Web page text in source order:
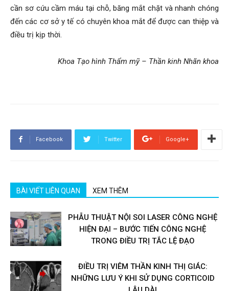
cần sơ cứu cầm máu tại chỗ, băng mắt chặt và nhanh chóng
đến các cơ sở y tế có chuyên khoa mắt để được can thiệp và
điều trị kịp thời.
Khoa Tạo hình Thẩm mỹ – Thần kinh Nhãn khoa
Facebook Twitter Google+
BÀI VIẾT LIÊN QUAN XEM THÊM
PHẪU THUẬT NỘI SOI LASER CÔNG NGHỆ
HIỆN ĐẠI – BƯỚC TIẾN CÔNG NGHỆ
TRONG ĐIỀU TRỊ TẮC LỆ ĐẠO
ĐIỀU TRỊ VIÊM THẦN KINH THỊ GIÁC:
NHỮNG LƯU Ý KHI SỬ DỤNG CORTICOID